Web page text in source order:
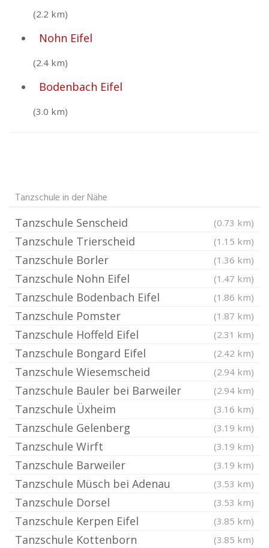
(2.2 km)
Nohn Eifel
(2.4 km)
Bodenbach Eifel
(3.0 km)
Tanzschule in der Nähe
Tanzschule Senscheid (0.73 km)
Tanzschule Trierscheid (1.15 km)
Tanzschule Borler (1.36 km)
Tanzschule Nohn Eifel (1.47 km)
Tanzschule Bodenbach Eifel (1.86 km)
Tanzschule Pomster (1.87 km)
Tanzschule Hoffeld Eifel (2.31 km)
Tanzschule Bongard Eifel (2.42 km)
Tanzschule Wiesemscheid (2.94 km)
Tanzschule Bauler bei Barweiler (2.94 km)
Tanzschule Üxheim (3.16 km)
Tanzschule Gelenberg (3.19 km)
Tanzschule Wirft (3.19 km)
Tanzschule Barweiler (3.19 km)
Tanzschule Müsch bei Adenau (3.53 km)
Tanzschule Dorsel (3.53 km)
Tanzschule Kerpen Eifel (3.85 km)
Tanzschule Kottenborn (3.85 km)